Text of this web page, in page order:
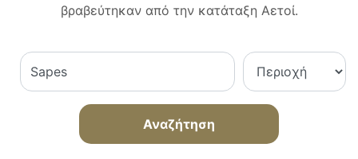
βραβεύτηκαν από την κατάταξη Αετοί.
Αναζήτηση